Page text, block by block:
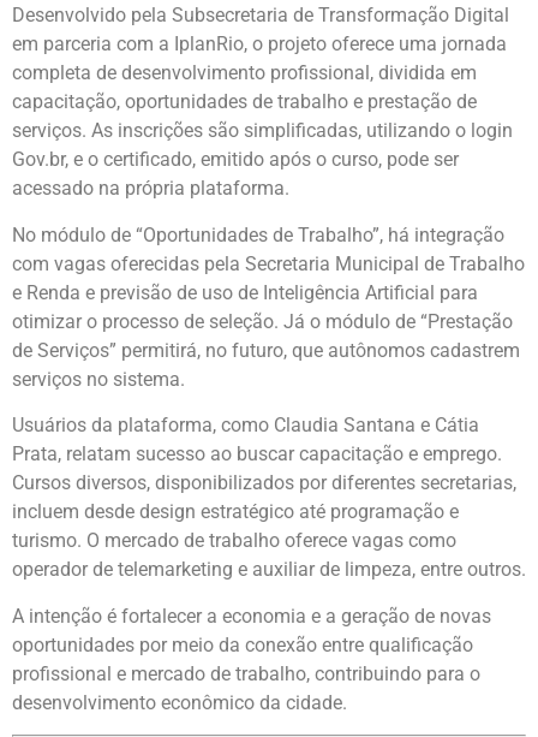
Desenvolvido pela Subsecretaria de Transformação Digital
em parceria com a IplanRio, o projeto oferece uma jornada
completa de desenvolvimento profissional, dividida em
capacitação, oportunidades de trabalho e prestação de
serviços. As inscrições são simplificadas, utilizando o login
Gov.br, e o certificado, emitido após o curso, pode ser
acessado na própria plataforma.
No módulo de “Oportunidades de Trabalho”, há integração
com vagas oferecidas pela Secretaria Municipal de Trabalho
e Renda e previsão de uso de Inteligência Artificial para
otimizar o processo de seleção. Já o módulo de “Prestação
de Serviços” permitirá, no futuro, que autônomos cadastrem
serviços no sistema.
Usuários da plataforma, como Claudia Santana e Cátia
Prata, relatam sucesso ao buscar capacitação e emprego.
Cursos diversos, disponibilizados por diferentes secretarias,
incluem desde design estratégico até programação e
turismo. O mercado de trabalho oferece vagas como
operador de telemarketing e auxiliar de limpeza, entre outros.
A intenção é fortalecer a economia e a geração de novas
oportunidades por meio da conexão entre qualificação
profissional e mercado de trabalho, contribuindo para o
desenvolvimento econômico da cidade.